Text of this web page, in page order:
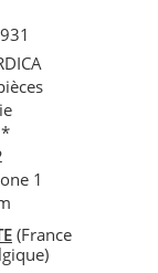
1
(France